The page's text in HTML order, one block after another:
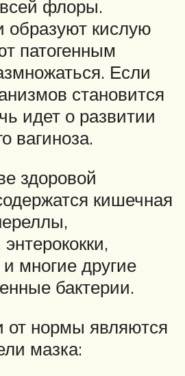
флоры.
образуют кислую
патогенным
Если
становится
идет о развитии
вагиноза.
здоровой
кишечная
многие другие
бактерии.
от нормы являются
мазка: